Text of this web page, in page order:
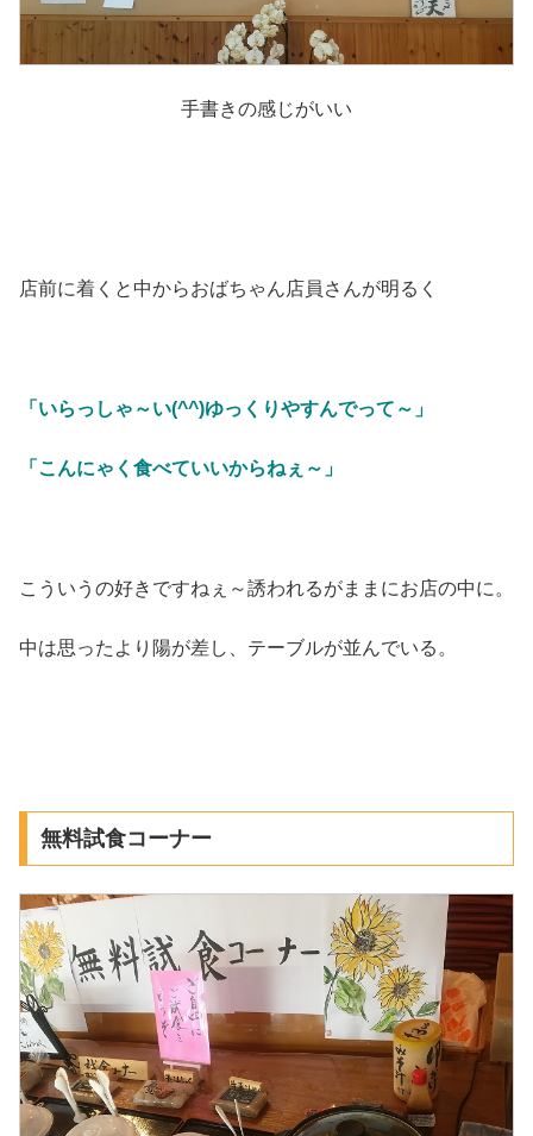
手書きの感じがいい
店前に着くと中からおばちゃん店員さんが明るく
「いらっしゃ～い(^^)ゆっくりやすんでって～」
「こんにゃく食べていいからねぇ～」
こういうの好きですねぇ～誘われるがままにお店の中に。
中は思ったより陽が差し、テーブルが並んでいる。
無料試食コーナー